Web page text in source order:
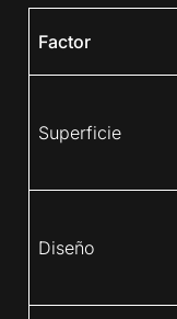
Factor
Superficie
Diseño